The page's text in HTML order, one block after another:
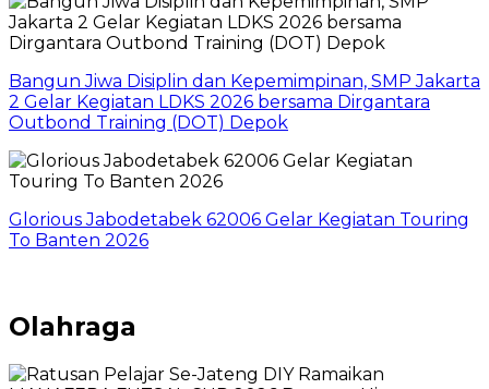
Bangun Jiwa Disiplin dan Kepemimpinan, SMP Jakarta
2 Gelar Kegiatan LDKS 2026 bersama Dirgantara
Outbond Training (DOT) Depok
Glorious Jabodetabek 62006 Gelar Kegiatan Touring
To Banten 2026
Olahraga